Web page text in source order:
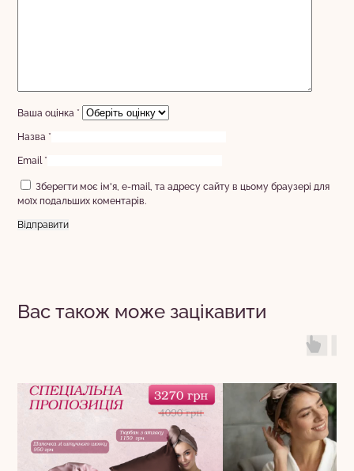
Ваша оцінка *
Назва *
Email *
Зберегти моє ім'я, e-mail, та адресу сайту в цьому браузері для
моїх подальших коментарів.
Вас також може зацікавити